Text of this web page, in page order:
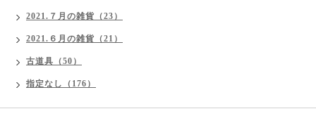
2021.７月の雑貨（23）
2021.６月の雑貨（21）
古道具（50）
指定なし（176）